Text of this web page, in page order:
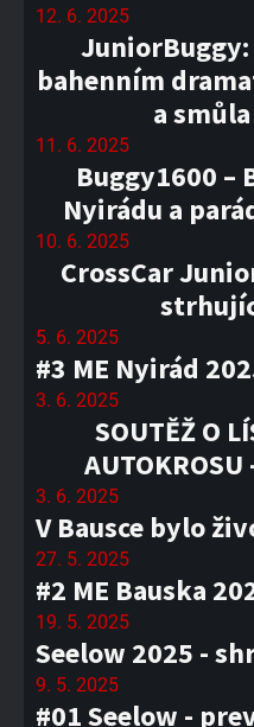
12. 6. 2025
bahenním
a
11. 6. 2025
Buggy1600 –
Nyirádu a
10. 6. 2025
CrossCar
5. 6. 2025
#3 ME Nyirád
3. 6. 2025
SOUTĚŽ O
AUTOKROSU
3. 6. 2025
V Bausce bylo
27. 5. 2025
#2 ME Bauska
19. 5. 2025
Seelow 2025 -
9. 5. 2025
#01 Seelow -